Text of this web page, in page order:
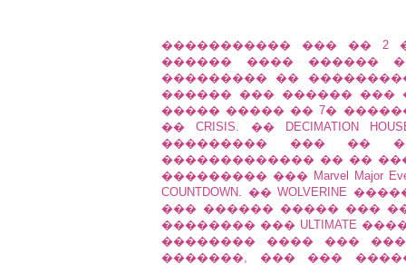
����������� ��� �� 2
������ ���� ������
��������� �� ���������
������ ��� ������ ���
����� ����� �� 7�
�� CRISIS. �� DECIMATION
��������� ��� ��
������������� �� ��
��������� ��� Marvel
COUNTDOWN. ��
��� ������ ����� ���
�������� ��� ULTIMATE
�������� ���� ���
�������, ��� ���